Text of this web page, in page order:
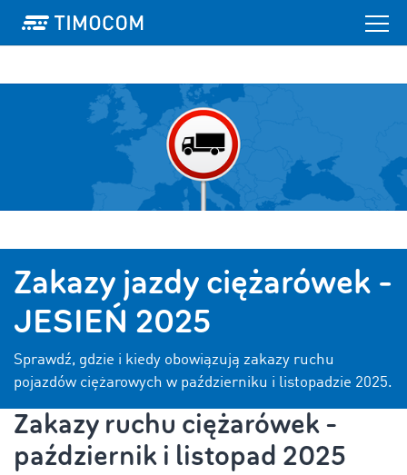
Zakazy jazdy ciężarówek -
JESIEŃ 2025
Sprawdź, gdzie i kiedy obowiązują zakazy ruchu
pojazdów ciężarowych w październiku i listopadzie 2025.
Zakazy ruchu ciężarówek -
październik i listopad 2025